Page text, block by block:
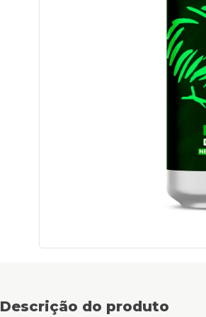
Descrição do produto